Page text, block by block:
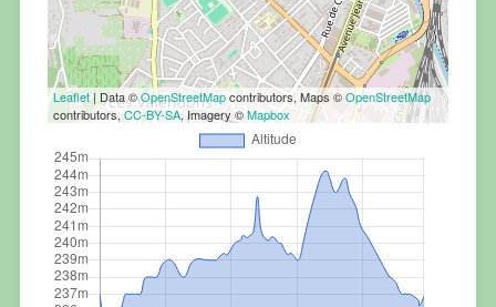
Leaflet| Data ©OpenStreetMapcontributors, Maps ©OpenStreetMap
contributors, CC-BY-SA, Imagery ©Mapbox